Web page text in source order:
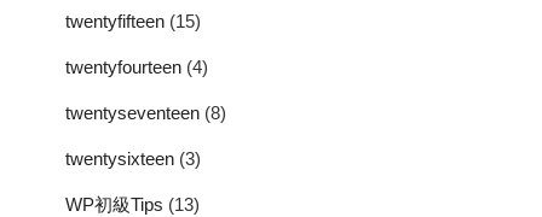
twentyfifteen (15)
twentyfourteen (4)
twentyseventeen (8)
twentysixteen (3)
WP初級Tips (13)